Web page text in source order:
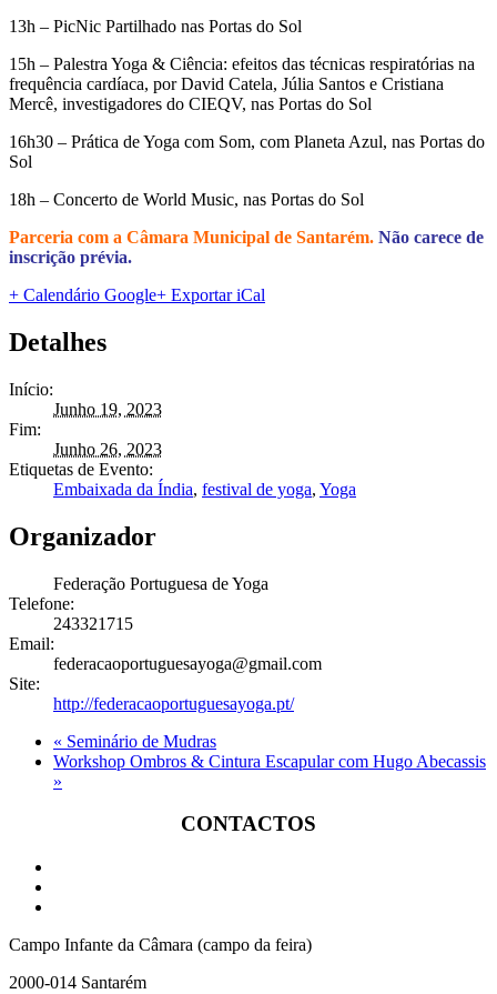
13h – PicNic Partilhado nas Portas do Sol
15h – Palestra Yoga & Ciência: efeitos das técnicas respiratórias na
frequência cardíaca, por David Catela, Júlia Santos e Cristiana
Mercê, investigadores do CIEQV, nas Portas do Sol
16h30 – Prática de Yoga com Som, com Planeta Azul, nas Portas do
Sol
18h – Concerto de World Music, nas Portas do Sol
Parceria com a Câmara Municipal de Santarém. Não carece de
inscrição prévia.
+ Calendário Google+ Exportar iCal
Detalhes
Início:
Junho 19, 2023
Fim:
Junho 26, 2023
Etiquetas de Evento:
Embaixada da Índia, festival de yoga, Yoga
Organizador
Federação Portuguesa de Yoga
Telefone:
243321715
Email:
federacaoportuguesayoga@gmail.com
Site:
http://federacaoportuguesayoga.pt/
« Seminário de Mudras
Workshop Ombros & Cintura Escapular com Hugo Abecassis
»
CONTACTOS
Campo Infante da Câmara (campo da feira)
2000-014 Santarém